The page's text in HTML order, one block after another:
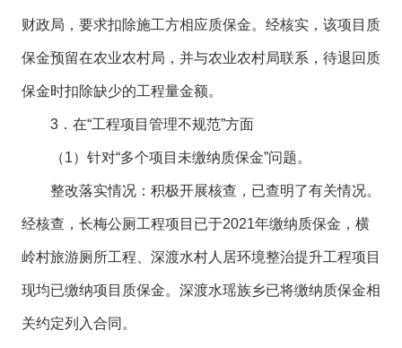
财政局，要求扣除施工方相应质保金。经核实，该项目质
保金预留在农业农村局，并与农业农村局联系，待退回质
保金时扣除缺少的工程量金额。
3．在“工程项目管理不规范”方面
（1）针对“多个项目未缴纳质保金”问题。
整改落实情况：积极开展核查，已查明了有关情况。
经核查，长梅公厕工程项目已于2021年缴纳质保金，横
岭村旅游厕所工程、深渡水村人居环境整治提升工程项目
现均已缴纳项目质保金。深渡水瑶族乡已将缴纳质保金相
关约定列入合同。